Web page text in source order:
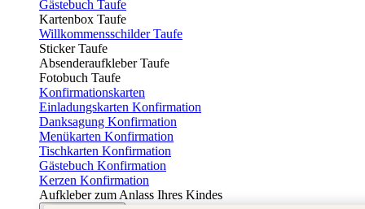
Gästebuch Taufe
Kartenbox Taufe
Willkommensschilder Taufe
Sticker Taufe
Absenderaufkleber Taufe
Fotobuch Taufe
Konfirmationskarten
Einladungskarten Konfirmation
Danksagung Konfirmation
Menükarten Konfirmation
Tischkarten Konfirmation
Gästebuch Konfirmation
Kerzen Konfirmation
Aufkleber zum Anlass Ihres Kindes